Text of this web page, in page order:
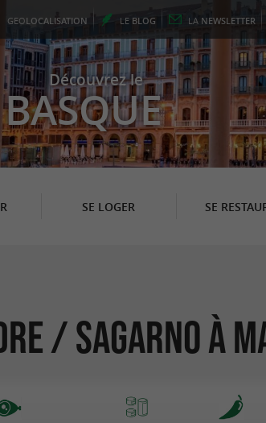
GEOLOCALISATION LE BLOG LA NEWSLETTER
Découvrez le
SE LOGER SE
/ Sagarno à